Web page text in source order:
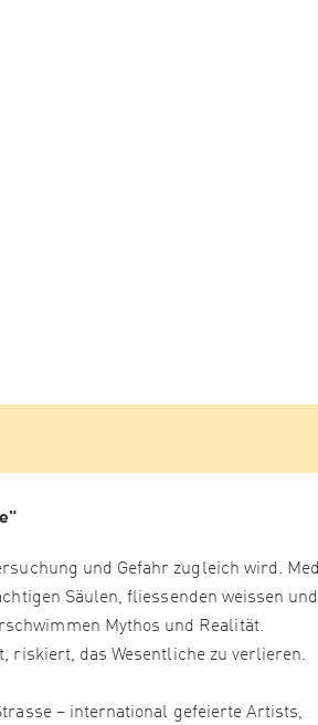
und Gefahr zugleich wird.
Säulen, fliessenden weissen und
Mythos und Realität.
riskiert, das Wesentliche zu verlieren.
– international gefeierte Artists,